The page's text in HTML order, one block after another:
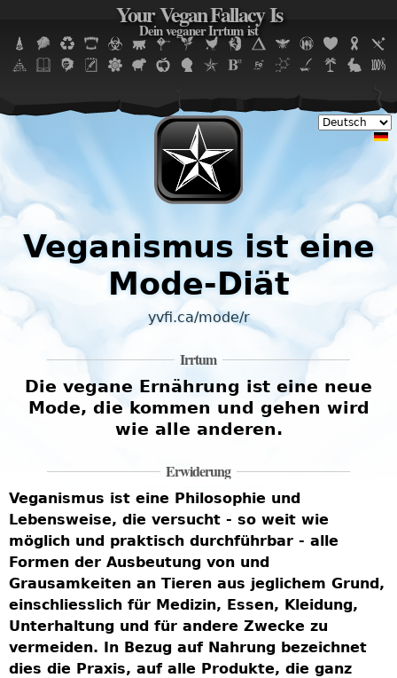
Jump to navigation
Your Vegan Fallacy Is
Dein veganer Irrtum ist
Veganismus ist eine
Mode-Diät
yvfi.ca/mode/r
Irrtum
Die vegane Ernährung ist eine neue
Mode, die kommen und gehen wird
wie alle anderen.
Erwiderung
Veganismus ist eine Philosophie und
Lebensweise, die versucht - so weit wie
möglich und praktisch durchführbar - alle
Formen der Ausbeutung von und
Grausamkeiten an Tieren aus jeglichem Grund,
einschliesslich für Medizin, Essen, Kleidung,
Unterhaltung und für andere Zwecke zu
vermeiden. In Bezug auf Nahrung bezeichnet
dies die Praxis, auf alle Produkte, die ganz